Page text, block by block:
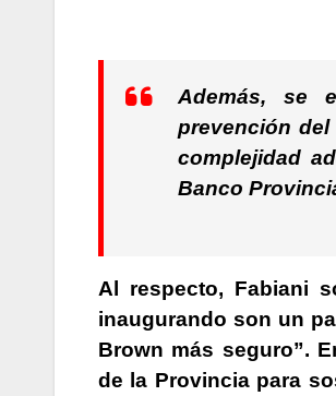
Además, se
prevención
complejidad
Banco
Al respecto, Fabiani
inaugurando son un
Brown más seguro”.
de la Provincia para